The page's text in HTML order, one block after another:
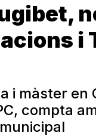
i
i màster en
compta